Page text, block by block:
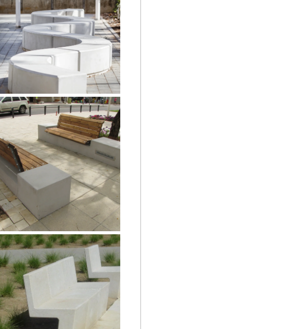
ספסל ח' מעוגל בשילוב ריצוף
אבן רמות, גמנסיה ירושלים,
צופית ויינפלד פליישמן
אדריכלית
ספסל מגדיאל עם הכנה לתאורה
ומושב עץ